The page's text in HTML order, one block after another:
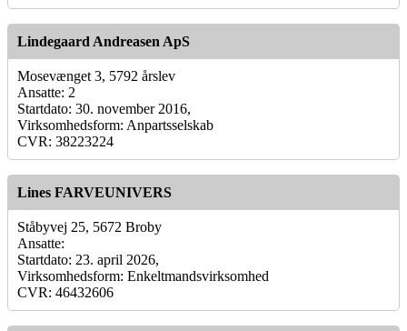
Lindegaard Andreasen ApS
Mosevænget 3, 5792 årslev
Ansatte: 2
Startdato: 30. november 2016,
Virksomhedsform: Anpartsselskab
CVR: 38223224
Lines FARVEUNIVERS
Ståbyvej 25, 5672 Broby
Ansatte:
Startdato: 23. april 2026,
Virksomhedsform: Enkeltmandsvirksomhed
CVR: 46432606